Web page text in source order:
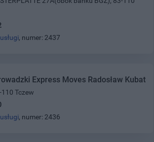
, numer: 2437
Express Moves Radosław Kubat
Tczew
, numer: 2436